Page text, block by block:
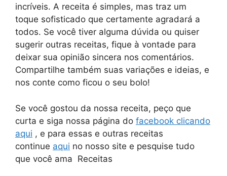
incríveis. A receita é simples, mas traz um
toque sofisticado que certamente agradará a
todos. Se você tiver alguma dúvida ou quiser
sugerir outras receitas, fique à vontade para
deixar sua opinião sincera nos comentários.
Compartilhe também suas variações e ideias, e
nos conte como ficou o seu bolo!
Se você gostou da nossa receita, peço que
curta e siga nossa página do facebook clicando
aqui , e para essas e outras receitas
continue aqui no nosso site e pesquise tudo
que você ama Receitas